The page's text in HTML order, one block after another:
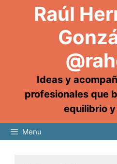
Raúl
Ideas y
profesionales que
equilibrio
Menu